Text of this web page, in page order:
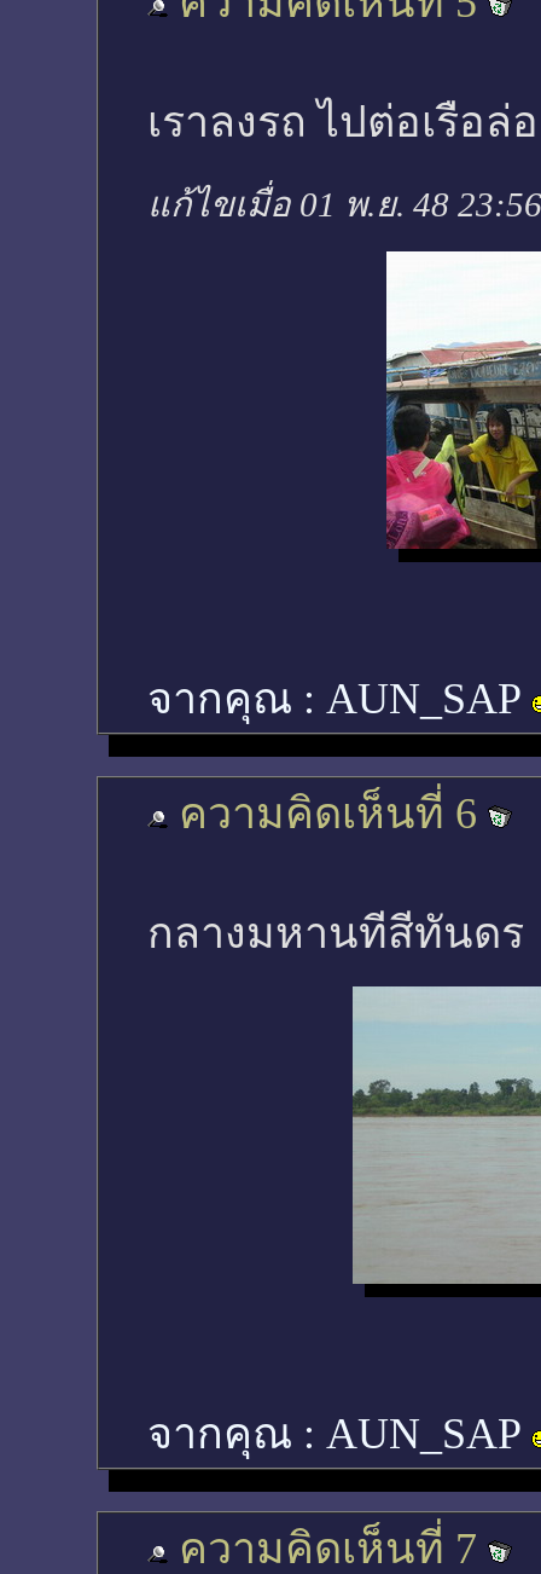
เราลงรถ ไปต่อเรือล่
แก้ไขเมื่อ 01 พ.ย. 48
จากคุณ : AUN_SAP
ความคิดเห็นที่ 6
กลางมหานทีสีทันดร
จากคุณ : AUN_SAP
ความคิดเห็นที่ 7